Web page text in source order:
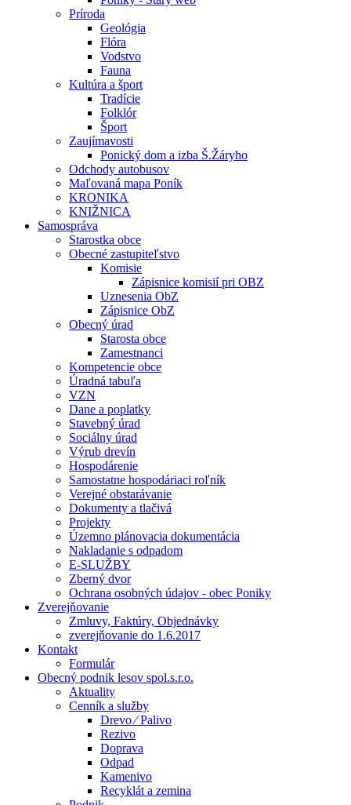
Príroda
Geológia
Flóra
Vodstvo
Fauna
Kultúra a šport
Tradície
Folklór
Šport
Zaujímavosti
Ponický dom a izba Š.Žáryho
Odchody autobusov
Maľovaná mapa Poník
KRONIKA
KNIŽNICA
Samospráva
Starostka obce
Obecné zastupiteľstvo
Komisie
Zápisnice komisií pri OBZ
Uznesenia ObZ
Zápisnice ObZ
Obecný úrad
Starosta obce
Zamestnanci
Kompetencie obce
Úradná tabuľa
VZN
Dane a poplatky
Stavebný úrad
Sociálny úrad
Výrub drevín
Hospodárenie
Samostatne hospodáriaci roľník
Verejné obstarávanie
Dokumenty a tlačivá
Projekty
Územno plánovacia dokumentácia
Nakladanie s odpadom
E-SLUŽBY
Zberný dvor
Ochrana osobných údajov - obec Poniky
Zverejňovanie
Zmluvy, Faktúry, Objednávky
zverejňovanie do 1.6.2017
Kontakt
Formulár
Obecný podnik lesov spol.s.r.o.
Aktuality
Cenník a služby
Drevo ⁄ Palivo
Rezivo
Doprava
Odpad
Kamenivo
Recyklát a zemina